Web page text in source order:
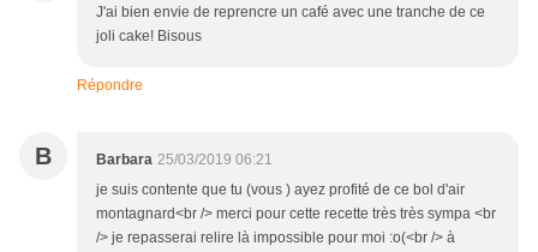
J'ai bien envie de reprencre un café avec une tranche de ce
joli cake! Bisous
Répondre
B Barbara 25/03/2019 06:21
je suis contente que tu (vous ) ayez profité de ce bol d'air
montagnard<br /> merci pour cette recette très très sympa <br
/> je repasserai relire là impossible pour moi :o(<br /> à